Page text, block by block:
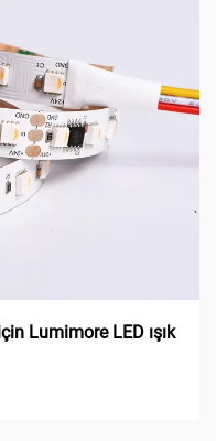
Lumimore LED ışık